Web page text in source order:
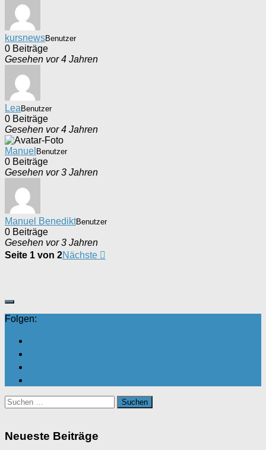
kursnewsBenutzer
0 Beiträge
Gesehen vor 4 Jahren
LeaBenutzer
0 Beiträge
Gesehen vor 4 Jahren
Manuel Benutzer
0 Beiträge
Gesehen vor 3 Jahren
Manuel BenediktBenutzer
0 Beiträge
Gesehen vor 3 Jahren
Seite 1 von 2Nächste
Folgen:
Suchen
nach:
Neueste Beiträge